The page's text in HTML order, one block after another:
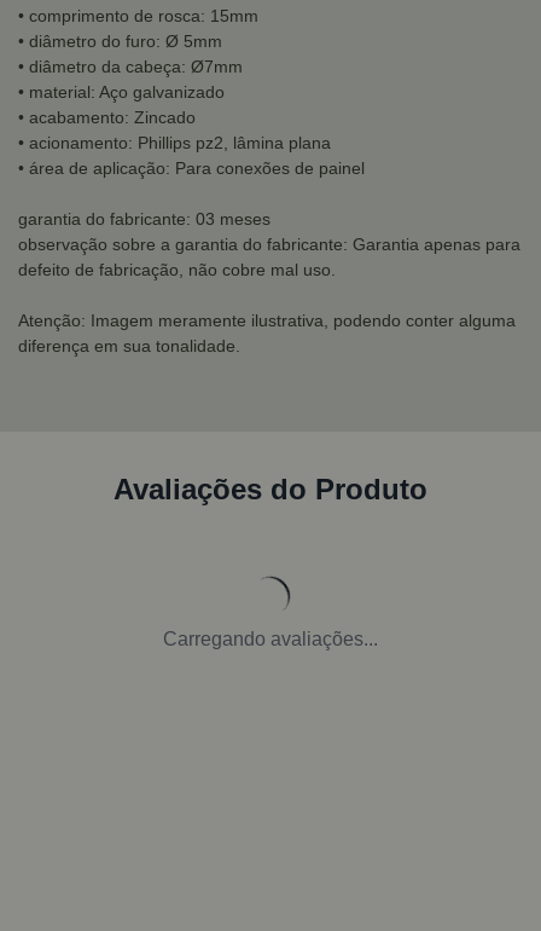
• comprimento de rosca: 15mm
• diâmetro do furo: Ø 5mm
• diâmetro da cabeça: Ø7mm
• material: Aço galvanizado
• acabamento: Zincado
• acionamento: Phillips pz2, lâmina plana
• área de aplicação: Para conexões de painel
garantia do fabricante: 03 meses
observação sobre a garantia do fabricante: Garantia apenas para
defeito de fabricação, não cobre mal uso.
Atenção: Imagem meramente ilustrativa, podendo conter alguma
diferença em sua tonalidade.
Avaliações do Produto
Carregando avaliações...